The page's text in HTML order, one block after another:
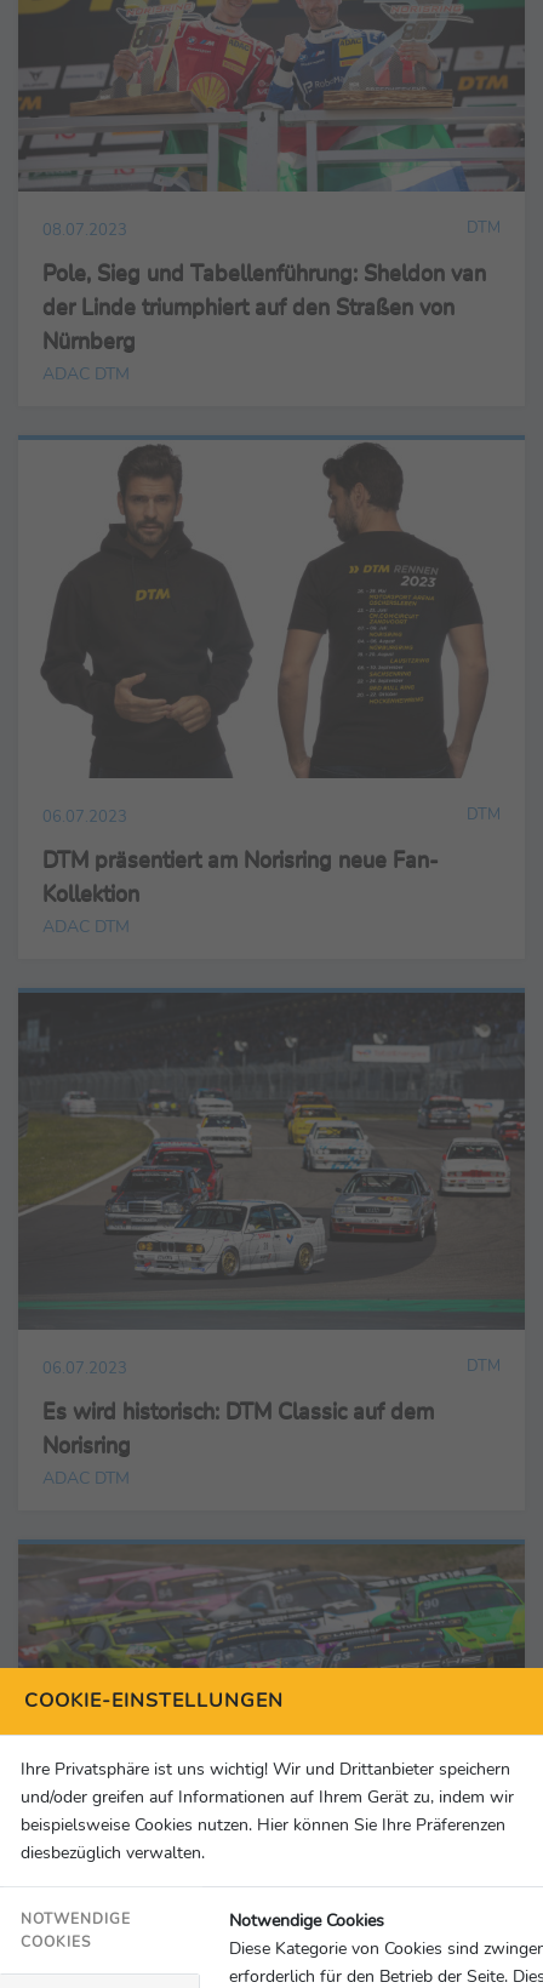
08.07.2023 DTM
Pole, Sieg und Tabellenführung: Sheldon van
der Linde triumphiert auf den Straßen von
Nürnberg
ADAC DTM
06.07.2023 DTM
DTM präsentiert am Norisring neue Fan-
Kollektion
ADAC DTM
06.07.2023 DTM
Es wird historisch: DTM Classic auf dem
Norisring
ADAC DTM
03.07.2023
Zwischen Mauern und Leitplanken – DTM-
COOKIE-EINSTELLUNGEN
Ihre Privatsphäre ist uns wichtig! Wir und Drittanbieter speichern
und/oder greifen auf Informationen auf Ihrem Gerät zu, indem wir
beispielsweise Cookies nutzen. Hier können Sie Ihre Präferenzen
diesbezüglich verwalten.
NOTWENDIGE
COOKIES
Notwendige Cookies
Diese Kategorie von Cookies sind
erforderlich für den Betrieb der Seite.